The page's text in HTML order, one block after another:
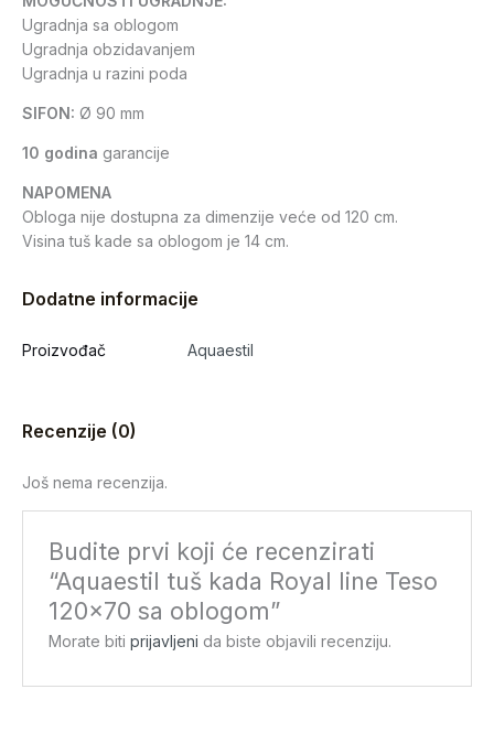
Ugradnja sa oblogom
Ugradnja obzidavanjem
Ugradnja u razini poda
SIFON: Ø 90 mm
10 godina garancije
NAPOMENA
Obloga nije dostupna za dimenzije veće od 120 cm.
Visina tuš kade sa oblogom je 14 cm.
Dodatne informacije
Proizvođač Aquaestil
Recenzije (0)
Još nema recenzija.
Budite prvi koji će recenzirati
“Aquaestil tuš kada Royal line Teso
120×70 sa oblogom”
Morate bitiprijavljeni da biste objavili recenziju.